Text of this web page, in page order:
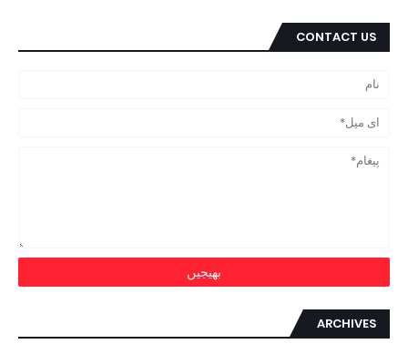
CONTACT US
ARCHIVES